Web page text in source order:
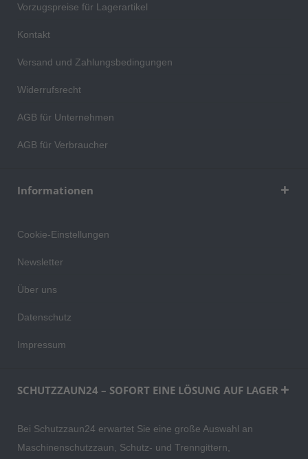
Vorzugspreise für Lagerartikel
Kontakt
Versand und Zahlungsbedingungen
Widerrufsrecht
AGB für Unternehmen
AGB für Verbraucher
Informationen
Cookie-Einstellungen
Newsletter
Über uns
Datenschutz
Impressum
SCHUTZZAUN24 – SOFORT EINE LÖSUNG AUF LAGER
Bei Schutzzaun24 erwartet Sie eine große Auswahl an
Maschinenschutzzaun, Schutz- und Trenngittern,